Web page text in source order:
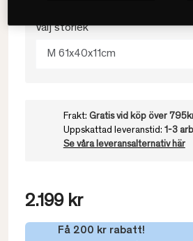
Välj storlek
M 61x40x11cm
Frakt: Gratis vid köp över
Uppskattad leveranstid: 1-3
Se våra leveransalternativ här
2.199 kr
Få 200 kr rabatt!